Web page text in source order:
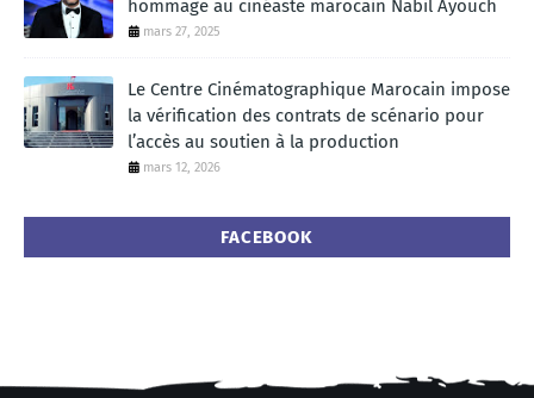
hommage au cinéaste marocain Nabil Ayouch
mars 27, 2025
Le Centre Cinématographique Marocain impose
la vérification des contrats de scénario pour
l’accès au soutien à la production
mars 12, 2026
FACEBOOK